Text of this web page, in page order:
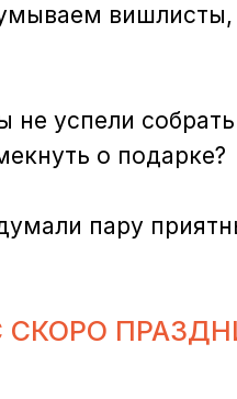
не успели
о подарке?
пару
СКОРО